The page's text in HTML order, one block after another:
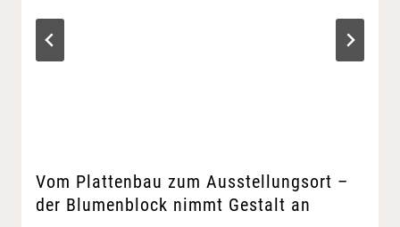
Vom Plattenbau zum Ausstellungsort –
der Blumenblock nimmt Gestalt an